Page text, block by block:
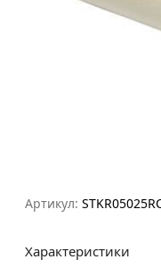
Артикул:
Характеристики